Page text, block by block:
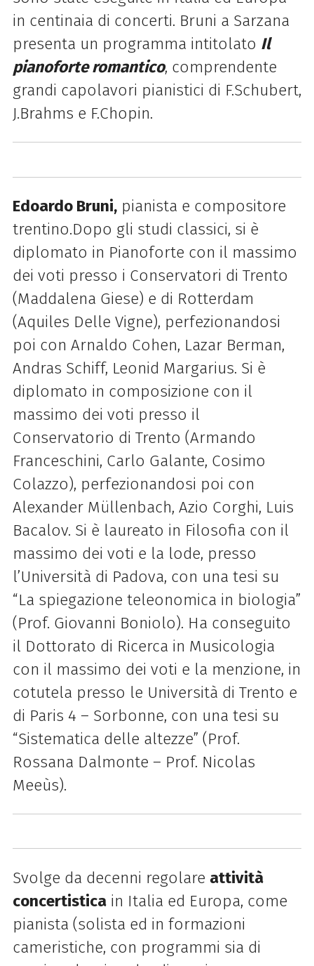
in centinaia di concerti. Bruni a Sarzana
presenta un programma intitolato Il
pianoforte romantico, comprendente
grandi capolavori pianistici di F.Schubert,
J.Brahms e F.Chopin.
Edoardo Bruni, pianista e compositore
trentino.Dopo gli studi classici, si è
diplomato in Pianoforte con il massimo
dei voti presso i Conservatori di Trento
(Maddalena Giese) e di Rotterdam
(Aquiles Delle Vigne), perfezionandosi
poi con Arnaldo Cohen, Lazar Berman,
Andras Schiff, Leonid Margarius. Si è
diplomato in composizione con il
massimo dei voti presso il
Conservatorio di Trento (Armando
Franceschini, Carlo Galante, Cosimo
Colazzo), perfezionandosi poi con
Alexander Müllenbach, Azio Corghi, Luis
Bacalov. Si è laureato in Filosofia con il
massimo dei voti e la lode, presso
l’Università di Padova, con una tesi su
“La spiegazione teleonomica in biologia”
(Prof. Giovanni Boniolo). Ha conseguito
il Dottorato di Ricerca in Musicologia
con il massimo dei voti e la menzione, in
cotutela presso le Università di Trento e
di Paris 4 – Sorbonne, con una tesi su
“Sistematica delle altezze” (Prof.
Rossana Dalmonte – Prof. Nicolas
Meeùs).
Svolge da decenni regolare attività
concertisticain Italia ed Europa, come
pianista (solista ed in formazioni
cameristiche, con programmi sia di